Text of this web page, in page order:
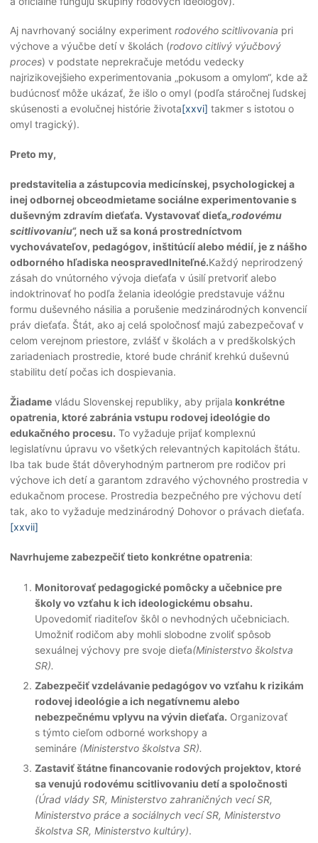
Aj navrhovaný sociálny experiment rodového scitlivovania pri
výchove a výučbe detí v školách (rodovo citlivý výučbový
proces) v podstate neprekračuje metódu vedecky
najrizikovejšieho experimentovania „pokusom a omylom“, kde až
budúcnosť môže ukázať, že išlo o omyl (podľa stáročnej ľudskej
skúsenosti a evolučnej histórie života[xxvi] takmer s istotou o
omyl tragický).
Preto my,
predstavitelia a zástupcovia medicínskej, psychologickej a
inej odbornej obceodmietame sociálne experimentovanie s
duševným zdravím dieťaťa. Vystavovať dieťa„rodovému
scitlivovaniu“, nech už sa koná prostredníctvom
vychovávateľov, pedagógov, inštitúcíí alebo médií, je z nášho
odborného hľadiska neospravedlniteľné.Každý neprirodzený
zásah do vnútorného vývoja dieťaťa v úsilí pretvoriť alebo
indoktrinovať ho podľa želania ideológie predstavuje vážnu
formu duševného násilia a porušenie medzinárodných konvencií
práv dieťaťa. Štát, ako aj celá spoločnosť majú zabezpečovať v
celom verejnom priestore, zvlášť v školách a v predškolských
zariadeniach prostredie, ktoré bude chrániť krehkú duševnú
stabilitu detí počas ich dospievania.
Žiadame vládu Slovenskej republiky, aby prijala konkrétne
opatrenia, ktoré zabránia vstupu rodovej ideológie do
edukačného procesu. To vyžaduje prijať komplexnú
legislatívnu úpravu vo všetkých relevantných kapitolách štátu.
Iba tak bude štát dôveryhodným partnerom pre rodičov pri
výchove ich detí a garantom zdravého výchovného prostredia v
edukačnom procese. Prostredia bezpečného pre výchovu detí
tak, ako to vyžaduje medzinárodný Dohovor o právach dieťaťa.
[xxvii]
Navrhujeme zabezpečiť tieto konkrétne opatrenia:
Monitorovať pedagogické pomôcky a učebnice pre
školy vo vzťahu k ich ideologickému obsahu.
Upovedomiť riaditeľov škôl o nevhodných učebniciach.
Umožniť rodičom aby mohli slobodne zvoliť spôsob
sexuálnej výchovy pre svoje dieťa(Ministerstvo školstva
SR).
Zabezpečiť vzdelávanie pedagógov vo vzťahu k rizikám
rodovej ideológie a ich negatívnemu alebo
nebezpečnému vplyvu na vývin dieťaťa. Organizovať
s týmto cieľom odborné workshopy a
semináre (Ministerstvo školstva SR).
Zastaviť štátne financovanie rodových projektov, ktoré
sa venujú rodovému scitlivovaniu detí a spoločnosti
(Úrad vlády SR, Ministerstvo zahraničných vecí SR,
Ministerstvo práce a sociálnych vecí SR, Ministerstvo
školstva SR, Ministerstvo kultúry).